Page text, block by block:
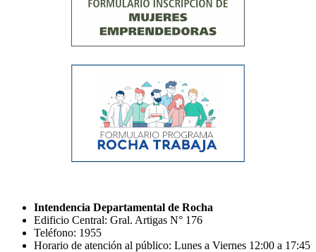
Intendencia Departamental de Rocha
Edificio Central: Gral. Artigas N° 176
Teléfono: 1955
Horario de atención al público: Lunes a Viernes 12:00 a 17:45